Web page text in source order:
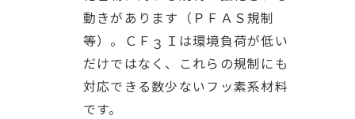
動きがあります（ＰＦＡＳ規制
等）。ＣＦ ３ Ｉは環境負荷が低い
だけではなく、これらの規制にも
対応できる数少ないフッ素系材料
です。